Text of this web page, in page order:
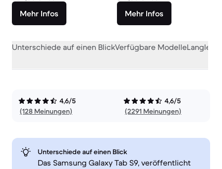
Mehr Infos Mehr Infos
Unterschiede auf einen BlickVerfügbare Modelle
4,6/5
(128 Meinungen)
4,6/5
(2291 Meinungen)
Unterschiede auf einen Blick
Das Samsung Galaxy Tab S9, veröffentlicht